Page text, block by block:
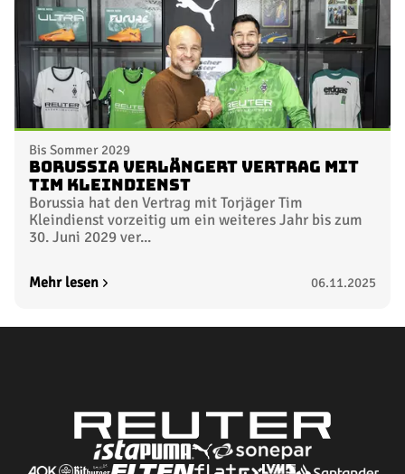
Bis Sommer 2029
Borussia verlängert Vertrag mit
Tim Kleindienst
Borussia hat den Vertrag mit Torjäger Tim
Kleindienst vorzeitig um ein weiteres Jahr bis zum
30. Juni 2029 ver...
Mehr lesen 06.11.2025